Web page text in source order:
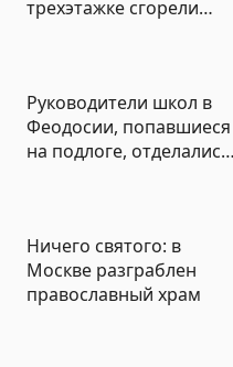
трехэтажке сгорели
Руководители школ в
Феодосии, попавшиеся
на подлоге, отделались
Ничего святого: в
Москве разграблен
православный храм